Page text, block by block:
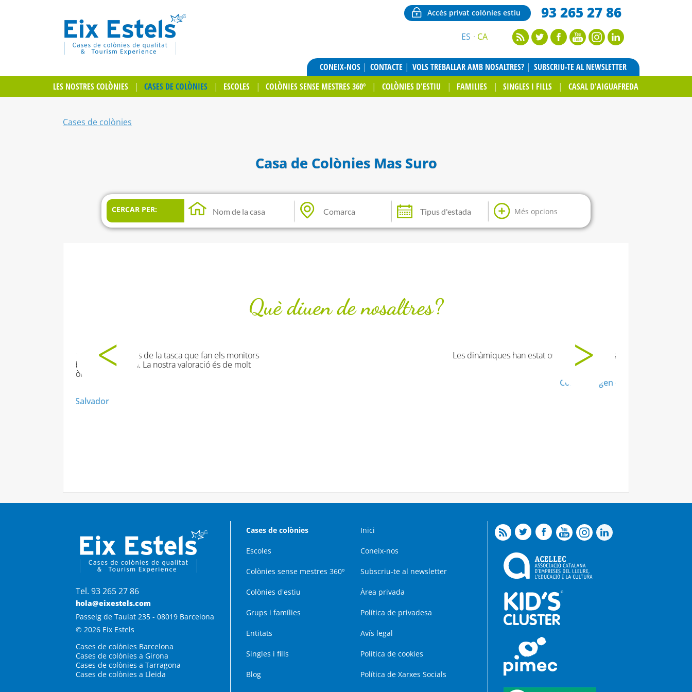
Accés privat colònies estiu 93 265 27 86
ES CA
CONEIX-NOS CONTACTE VOLS TREBALLAR AMB NOSALTRES?
SUBSCRIU-TE AL NEWSLETTER
LES NOSTRES COLÒNIES
CASES DE COLÒNIES ESCOLES COLÒNIES SENSE MESTRES 360º COLÒNIES D'ESTIU FAMILIES SINGLES I FILLS CASAL D'AIGUAFREDA
Cases de colònies
Casa de Colònies Mas Suro
CERCAR PER: Més opcions
Què diuen de nosaltres?
Les dinàmiques han estat originals divertides i molt profitoses. Han gaudit moooooolt!
Tel. 93 265 27 86
hola@eixestels.com
Passeig de Taulat 235 - 08019 Barcelona
© 2026 Eix Estels
Cases de colònies Barcelona
Cases de colònies a Girona
Cases de colònies a Tarragona
Cases de colònies a Lleida
Cases de colònies Inici
Escoles Coneix-nos
Colònies sense mestres 360º Subscriu-te al newsletter
Colònies d'estiu Àrea privada
Grups i famílies Política de privadesa
Entitats Avís legal
Singles i fills Política de cookies
Blog Política de Xarxes Socials